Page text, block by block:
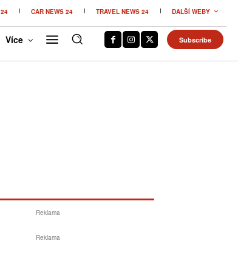
CAR NEWS 24 TRAVEL NEWS 24 DALŠÍ WEBY
Více Subscribe
Reklama
Reklama